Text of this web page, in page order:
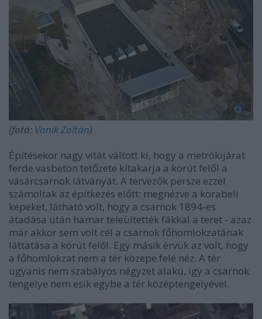
(fotó: Vanik Zoltán)
Építésekor nagy vitát váltott ki, hogy a metrókijárat
ferde vasbeton tetőzete kitakarja a körút felől a
vásárcsarnok látványát. A tervezők persze ezzel
számoltak az építkezés előtt: megnézve a korabeli
képeket, látható volt, hogy a csarnok 1894-es
átadása után hamar teleültették fákkal a teret - azaz
már akkor sem volt cél a csarnok főhomlokzatának
láttatása a körút felől. Egy másik érvük az volt, hogy
a főhomlokzat nem a tér közepe felé néz. A tér
ugyanis nem szabályos négyzet alakú, így a csarnok
tengelye nem esik egybe a tér középtengelyével.